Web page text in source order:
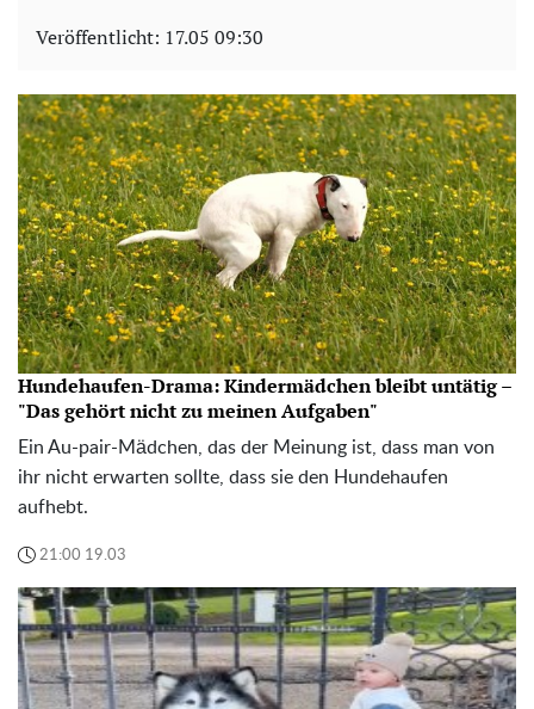
Veröffentlicht: 17.05 09:30
Hundehaufen-Drama: Kindermädchen bleibt untätig –
"Das gehört nicht zu meinen Aufgaben"
Ein Au-pair-Mädchen, das der Meinung ist, dass man von
ihr nicht erwarten sollte, dass sie den Hundehaufen
aufhebt.
21:00 19.03